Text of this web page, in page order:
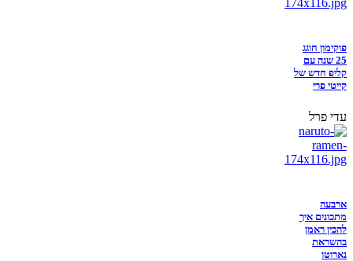
פוקימון חוגג
25 שנה עם
קליפ חדש של
קייטי פרי
עדי פרל
ארבעה
מתכונים איך
להכין ראמן
בהשראת
נארוטו